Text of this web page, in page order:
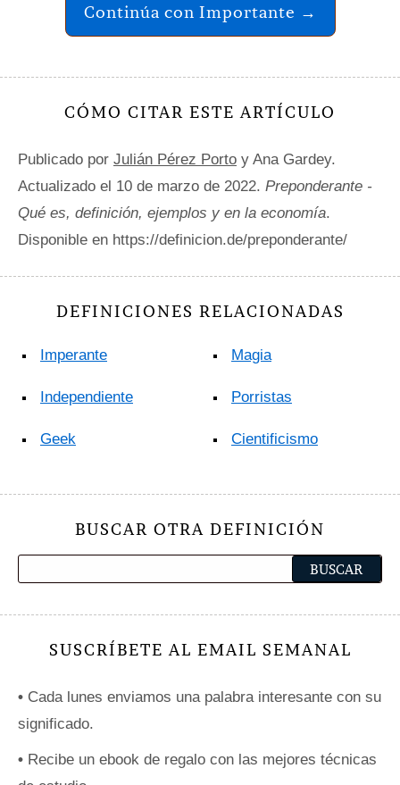
Continúa con Importante →
CÓMO CITAR ESTE ARTÍCULO
Publicado por Julián Pérez Porto y Ana Gardey.
Actualizado el 10 de marzo de 2022. Preponderante -
Qué es, definición, ejemplos y en la economía.
Disponible en https://definicion.de/preponderante/
DEFINICIONES RELACIONADAS
Imperante
Independiente
Geek
Magia
Porristas
Cientificismo
BUSCAR OTRA DEFINICIÓN
SUSCRÍBETE AL EMAIL SEMANAL
• Cada lunes enviamos una palabra interesante con su
significado.
• Recibe un ebook de regalo con las mejores técnicas